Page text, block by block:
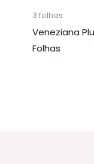
3 folhas
Veneziana
Folhas